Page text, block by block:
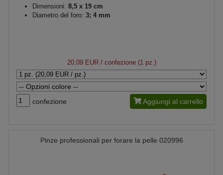
Dimensioni: 8,5 x 19 cm
Diametro del foro: 3; 4 mm
20,09 EUR/ confezione (1 pz.)
confezione Aggiungi al carrello
Pinze professionali per forare la pelle 020996